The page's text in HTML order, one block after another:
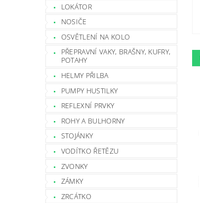
LOKÁTOR
NOSIČE
OSVĚTLENÍ NA KOLO
PŘEPRAVNÍ VAKY, BRAŠNY, KUFRY,
POTAHY
HELMY PŘILBA
PUMPY HUSTILKY
REFLEXNÍ PRVKY
ROHY A BULHORNY
STOJÁNKY
VODÍTKO ŘETĚZU
ZVONKY
ZÁMKY
ZRCÁTKO